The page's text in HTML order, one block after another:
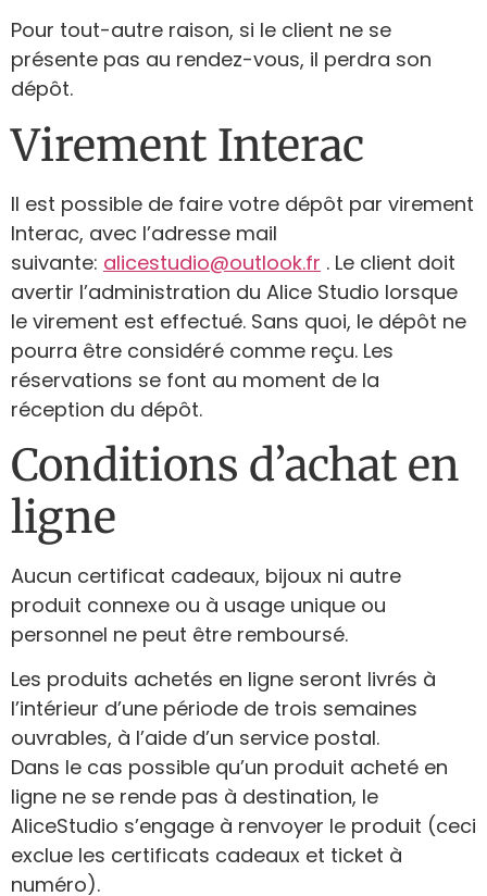
Pour tout-autre raison, si le client ne se
présente pas au rendez-vous, il perdra son
dépôt.
Virement Interac
Il est possible de faire votre dépôt par virement
Interac, avec l’adresse mail
suivante: alicestudio@outlook.fr . Le client doit
avertir l’administration du Alice Studio lorsque
le virement est effectué. Sans quoi, le dépôt ne
pourra être considéré comme reçu. Les
réservations se font au moment de la
réception du dépôt.
Conditions d’achat en
ligne
Aucun certificat cadeaux, bijoux ni autre
produit connexe ou à usage unique ou
personnel ne peut être remboursé.
Les produits achetés en ligne seront livrés à
l’intérieur d’une période de trois semaines
ouvrables, à l’aide d’un service postal.
Dans le cas possible qu’un produit acheté en
ligne ne se rende pas à destination, le
AliceStudio s’engage à renvoyer le produit (ceci
exclue les certificats cadeaux et ticket à
numéro).